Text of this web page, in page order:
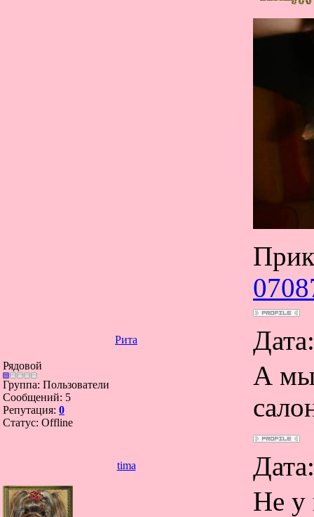
Рита
Рядовой
Группа: Пользователи
Сообщений: 5
Репутация: 0
Статус: Offline
А мы
tima
Не у